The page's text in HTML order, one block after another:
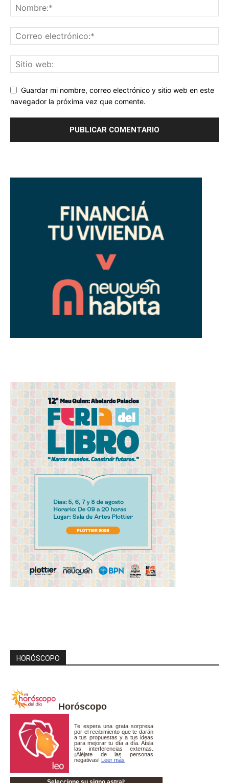
Guardar mi nombre, correo electrónico y sitio web en este
navegador la próxima vez que comente.
HORÓSCOPO
Horóscopo